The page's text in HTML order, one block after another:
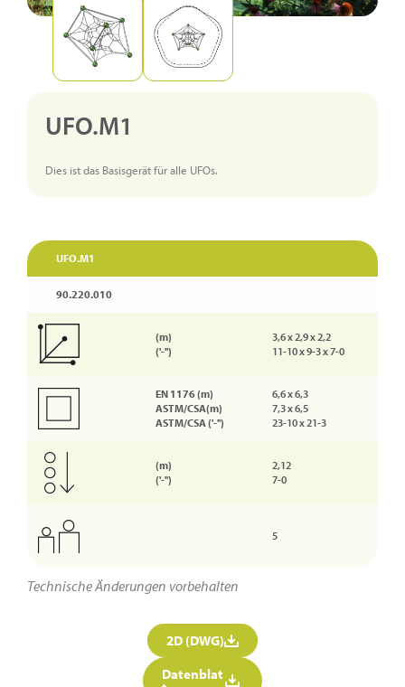
UFO.M1
Dies ist das Basisgerät für alle UFOs.
UFO.M1
90.220.010
(m)
('-'')
3,6 x 2,9 x 2,2
11-10 x 9-3 x 7-0
EN 1176 (m)
ASTM/CSA(m)
ASTM/CSA ('-'')
6,6 x 6,3
7,3 x 6,5
23-10 x 21-3
(m)
('-'')
2,12
7-0
5
Technische Änderungen vorbehalten
2D (DWG)
Datenblat